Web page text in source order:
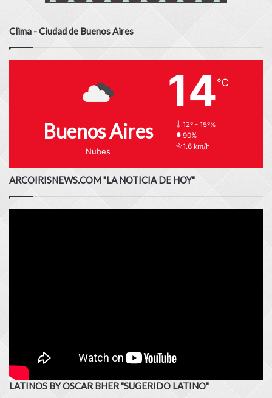
Clima - Ciudad de Buenos Aires
Buenos Aires
Nubes
14℃
12º - 15º%
90%
1.6 km/h
ARCOIRISNEWS.COM "LA NOTICIA DE HOY"
LATINOS BY OSCAR BHER "SUGERIDO LATINO"